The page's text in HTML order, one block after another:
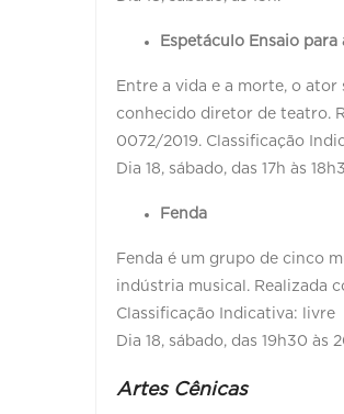
Espetáculo Ensaio para
Entre a vida e a morte, o ator
conhecido diretor de teatro.
0072/2019. Classificação
Dia 18, sábado, das 17h às
Fenda
Fenda é um grupo de cinco
indústria musical. Realizada
Classificação Indicativa: livre
Dia 18, sábado, das 19h30 às
Artes Cênicas